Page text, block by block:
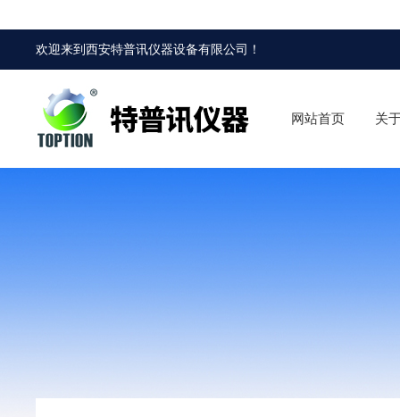
欢迎来到西安特普讯仪器设备有限公司 ！
网站首页 关